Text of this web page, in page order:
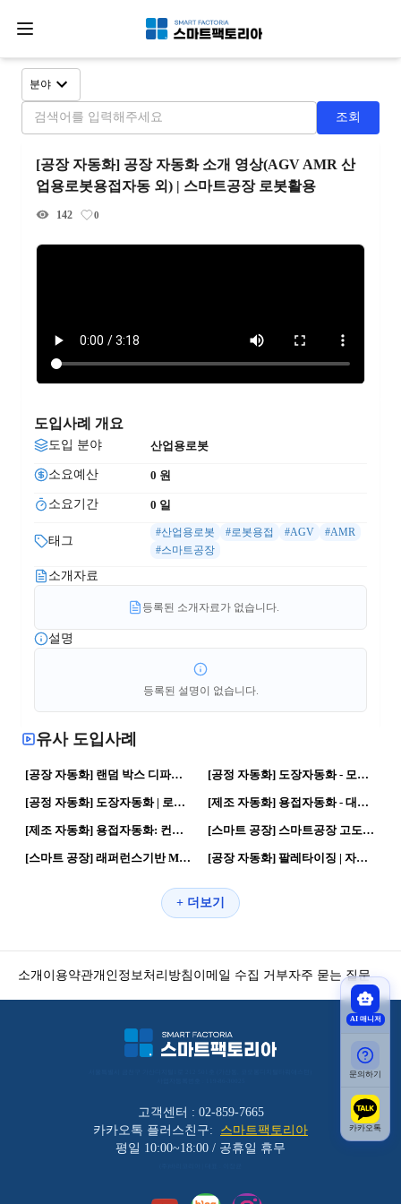
분야
조회
[공장 자동화] 공장 자동화 소개 영상(AGV AMR 산
업용로봇용접자동 외) | 스마트공장 로봇활용
142 0
도입사례 개요
도입 분야 산업용로봇
소요예산 0 원
소요기간 0 일
태그
#산업용로봇 #로봇용접 #AGV
#AMR
#스마트공장
소개자료
등록된 소개자료가 없습니다.
설명
등록된 설명이 없습니다.
유사 도입사례
0
[공장 자동화] 랜덤 박스 디파렛타이져 | 로봇활용 · 스마트공장 [공정 자동화] 도장자동화 - 모션트래킹 적용 | 로봇활용 · 로봇공정
17 0
[공정 자동화] 도장자동화 | 로봇활용 · 로봇공정
10 0
[제조 자동화] 용접자동화 - 대형 Part 용접 | 로봇활용 · 자동화 공정
16 0
[제조 자동화] 용접자동화: 컨테이너 용접, 보정 | 로봇활용 · 로봇공정
75 0
[스마트 공장] 스마트공장 고도화 | 로봇활용 · 자동화 공정
46 0
[스마트 공장] 래퍼런스기반 MDPS System 3D Animation 영상 | 로봇활용 · 스마트공장
83 0
[공장 자동화] 팔레타이징 | 자동화 공정 · 로봇활용
+ 더보기
소개 이용약관개인정보처리방침 이메일 수집 거부자주 묻는 질문
고객센터 : 02-859-7665
카카오톡 플러스친구:
스마트팩토리아
평일 10:00~18:00 / 공휴일 휴무
AI 매니저
문의하기
카카오톡